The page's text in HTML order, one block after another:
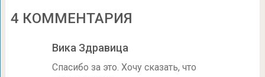
4 КОММЕНТАРИЯ
Вика Здравица
Спасибо за это. Хочу сказать, что